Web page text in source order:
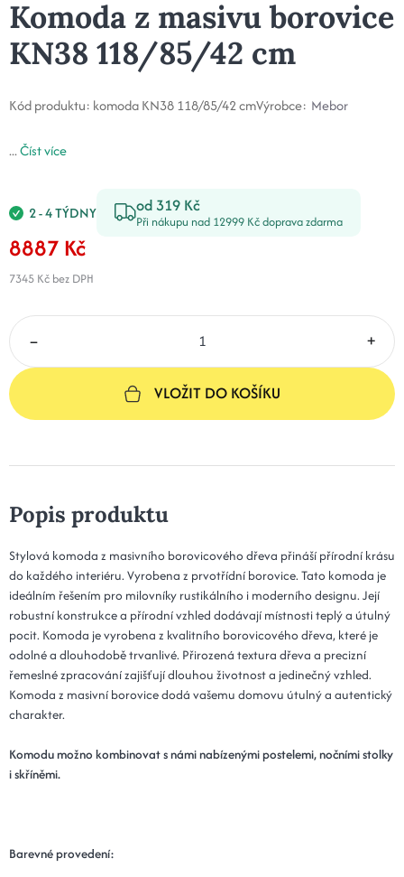
Komoda z masivu borovice
KN38 118/85/42 cm
Kód produktu: komoda KN38 118/85/42 cmVýrobce: Mebor
...Číst více
2 - 4 TÝDNY od 319 Kč
Při nákupu nad 12999 Kč doprava zdarma
8887 Kč
7345 Kč bez DPH
– +
VLOŽIT DO KOŠÍKU
Popis produktu
Stylová komoda z masivního borovicového dřeva přináší přírodní krásu
do každého interiéru. Vyrobena z prvotřídní borovice. Tato komoda je
ideálním řešením pro milovníky rustikálního i moderního designu. Její
robustní konstrukce a přírodní vzhled dodávají místnosti teplý a útulný
pocit. Komoda je vyrobena z kvalitního borovicového dřeva, které je
odolné a dlouhodobě trvanlivé. Přirozená textura dřeva a precizní
řemeslné zpracování zajišťují dlouhou životnost a jedinečný vzhled.
Komoda z masivní borovice dodá vašemu domovu útulný a autentický
charakter.
Komodu možno kombinovat s námi nabízenými postelemi, nočními stolky
i skříněmi.
Barevné provedení: